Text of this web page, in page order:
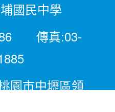
國民中學
傳真:03-
園市中壢區領